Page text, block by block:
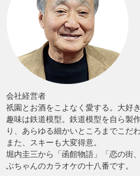
会社経営者
祇園とお酒をこよなく愛する。大好
趣味は鉄道模型。鉄道模型を自ら製
り、あらゆる細かいところまでこだわ
また、スキーも大変得意。
堀内圭三から「函館物語」「恋の街
ぶちゃんのカラオケの十八番です。